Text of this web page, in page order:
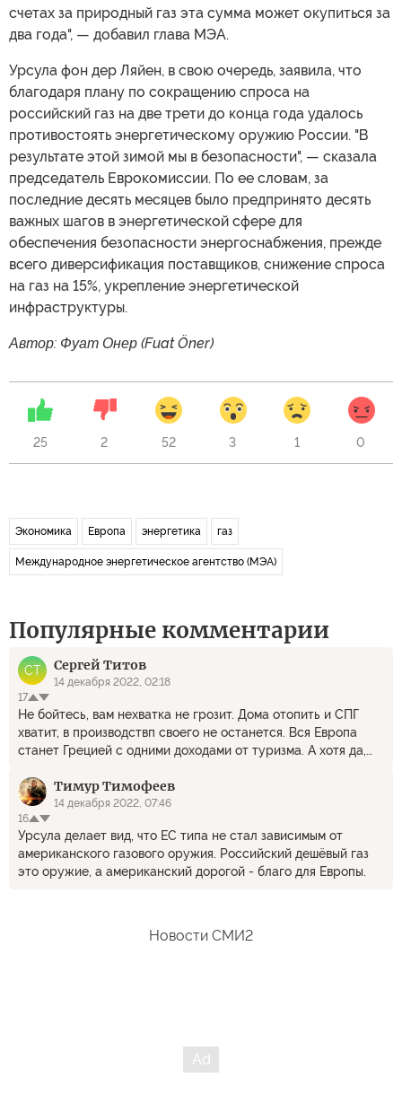
счетах за природный газ эта сумма может окупиться за
два года", — добавил глава МЭА.
Урсула фон дер Ляйен, в свою очередь, заявила, что
благодаря плану по сокращению спроса на
российский газ на две трети до конца года удалось
противостоять энергетическому оружию России. "В
результате этой зимой мы в безопасности", — сказала
председатель Еврокомиссии. По ее словам, за
последние десять месяцев было предпринято десять
важных шагов в энергетической сфере для
обеспечения безопасности энергоснабжения, прежде
всего диверсификация поставщиков, снижение спроса
на газ на 15%, укрепление энергетической
инфраструктуры.
Автор: Фуат Онер (Fuat Öner)
25 2 52 3 1 0
Экономика Европа энергетика газ
Международное энергетическое агентство (МЭА)
Популярные комментарии
СТ Сергей Титов
14 декабря 2022, 02:18
17
Не бойтесь, вам нехватка не грозит. Дома отопить и СПГ
хватит, в производствп своего не останется. Вся Европа
станет Грецией с одними доходами от туризма. А хотя да,
олигархов, и это уже станет проблемой.
Тимур Тимофеев
14 декабря 2022, 07:46
16
Урсула делает вид, что ЕС типа не стал зависимым от
американского газового оружия. Российский дешёвый газ
это оружие, а американский дорогой - благо для Европы.
Новости СМИ2